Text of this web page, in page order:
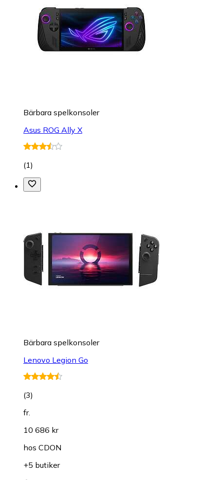
Bärbara spelkonsoler
Asus ROG Ally X
(1)
Bärbara spelkonsoler
Lenovo Legion Go
(3)
fr.
10 686 kr
hos CDON
+5 butiker